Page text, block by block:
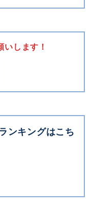
します！
ンキングはこち